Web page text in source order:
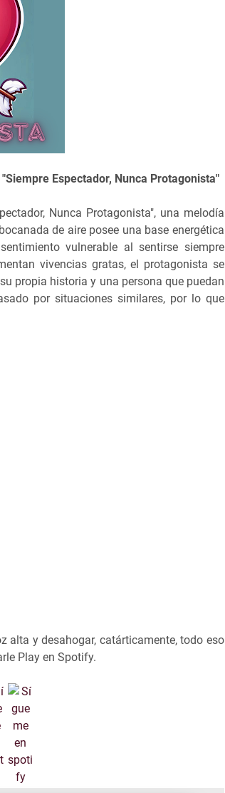
Espectador, Nunca Protagonista"
Nunca Protagonista", una melodía
de aire posee una base energética
vulnerable al sentirse siempre
vivencias gratas, el protagonista se
propia historia y una persona que puedan
por situaciones similares, por lo que
alta y desahogar, catárticamente, todo eso
Play en Spotify.